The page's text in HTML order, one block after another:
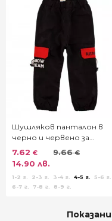
Шушляков панталон в
черно и червено за
момчета
7.62 €
14.90 лв.
9.66€
1-2 г. 2-3 г. 3-4 г. 4-5 г.
5-6 г.
6-7 г.
7-8 г. 8-9 г.